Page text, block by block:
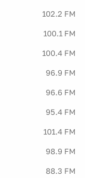
102.2 FM
100.1 FM
100.4 FM
96.9 FM
96.6 FM
95.4 FM
101.4 FM
98.9 FM
88.3 FM